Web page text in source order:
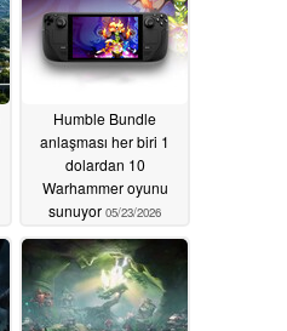
Humble Bundle
anlaşması her biri 1
dolardan 10
Warhammer oyunu
sunuyor 05/23/2026